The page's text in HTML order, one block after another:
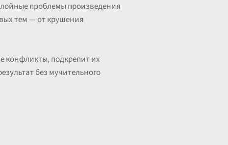
проблемы произведения
тем — от крушения
конфликты, подкрепит их
без мучительного